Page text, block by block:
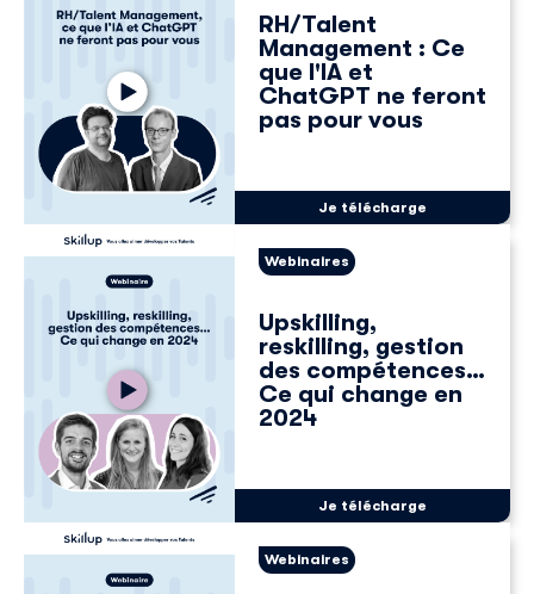
RH/Talent
Management : Ce
que l'IA et
ChatGPT ne feront
pas pour vous
Je télécharge
Webinaires
Upskilling,
reskilling, gestion
des compétences…
Ce qui change en
2024
Je télécharge
Webinaires